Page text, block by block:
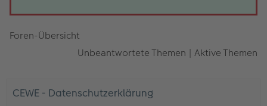
Foren-Übersicht
Unbeantwortete Themen | Aktive Themen
CEWE - Datenschutzerklärung